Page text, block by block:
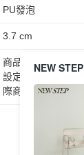
PU發泡
3.7 cm
商品圖片顏色會因
設定不同，而造成
際商品為主。
NEW STEP